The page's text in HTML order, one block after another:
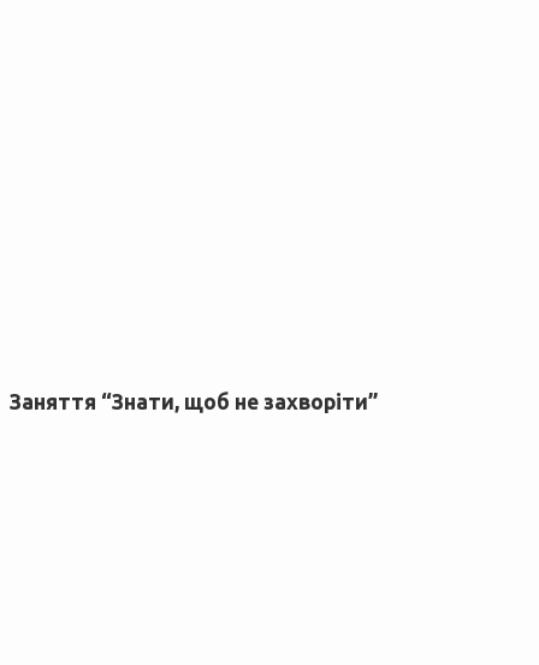
Заняття “Знати, щоб не захворіти”